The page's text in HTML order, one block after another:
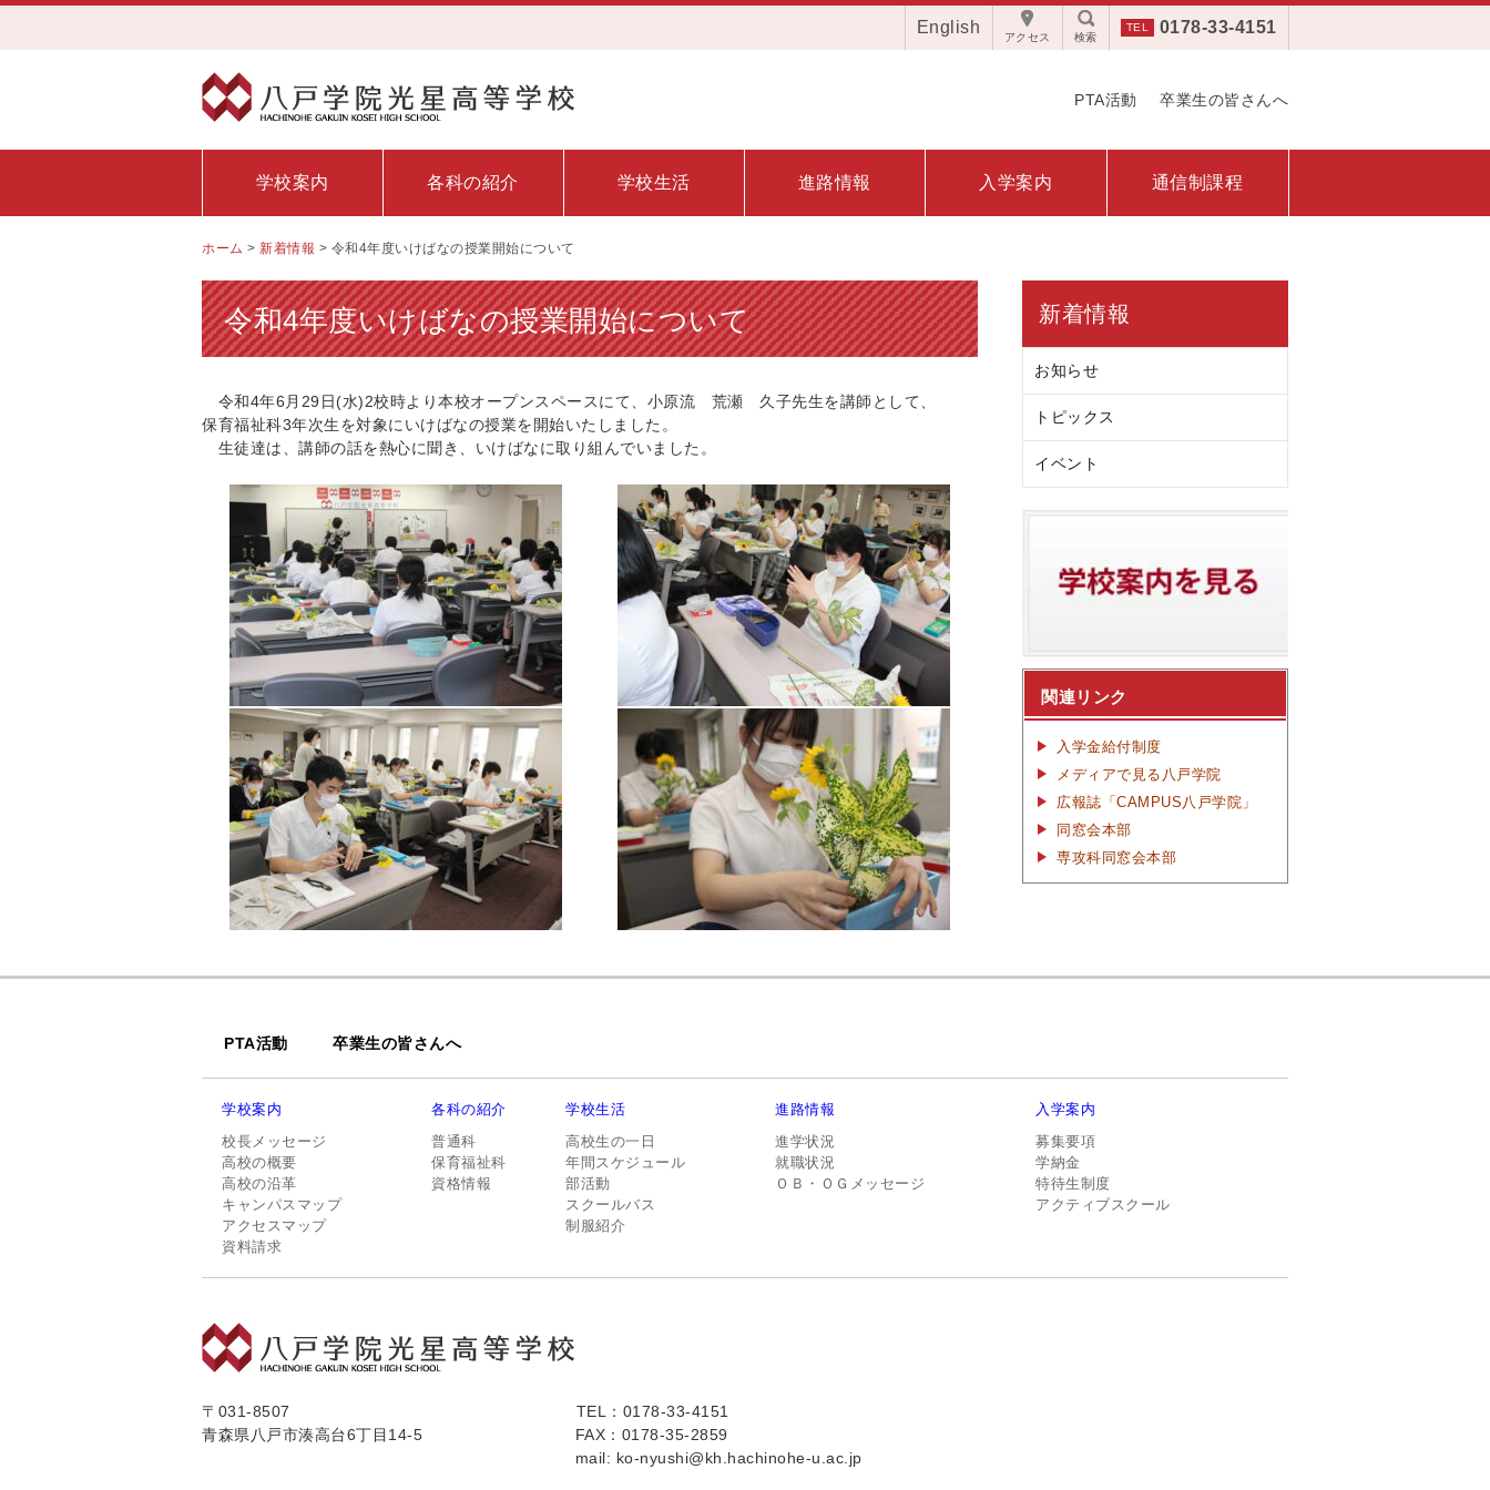
0178-33-4151
検索
English
アクセス
PTA活動 卒業生の皆さんへ
学校案内 各科の紹介 学校生活 進路情報 入学案内 通信制課程
ホーム > 新着情報 > 令和4年度いけばなの授業開始について
令和4年度いけばなの授業開始について
令和4年6月29日(水)2校時より本校オープンスペースにて、小原流 荒瀬 久子先生を講師として、
保育福祉科3年次生を対象にいけばなの授業を開始いたしました。
生徒達は、講師の話を熱心に聞き、いけばなに取り組んでいました。
新着情報
お知らせ
トピックス
イベント
関連リンク
入学金給付制度
メディアで見る八戸学院
広報誌「CAMPUS八戸学院」
同窓会本部
専攻科同窓会本部
PTA活動 卒業生の皆さんへ
学校案内
校長メッセージ
高校の概要
高校の沿革
キャンパスマップ
アクセスマップ
資料請求
各科の紹介
普通科
保育福祉科
資格情報
学校生活
高校生の一日
年間スケジュール
部活動
スクールバス
制服紹介
進路情報
進学状況
就職状況
ＯＢ・ＯＧメッセージ
入学案内
募集要項
学納金
特待生制度
アクティブスクール
〒031-8507
青森県八戸市湊高台6丁目14-5
TEL：0178-33-4151
FAX：0178-35-2859
mail: ko-nyushi@kh.hachinohe-u.ac.jp